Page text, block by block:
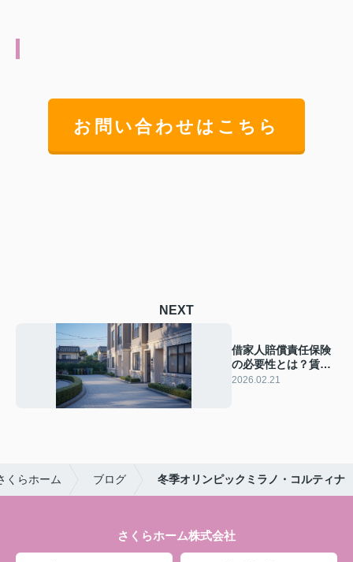
お問い合わせはこちら
NEXT
借家人賠償責任保険
の必要性とは？賃貸
入居者が知っておき
2026.02.21
くらホーム ブログ 冬季オリンピックミラノ・コルティナ
さくらホーム株式会社